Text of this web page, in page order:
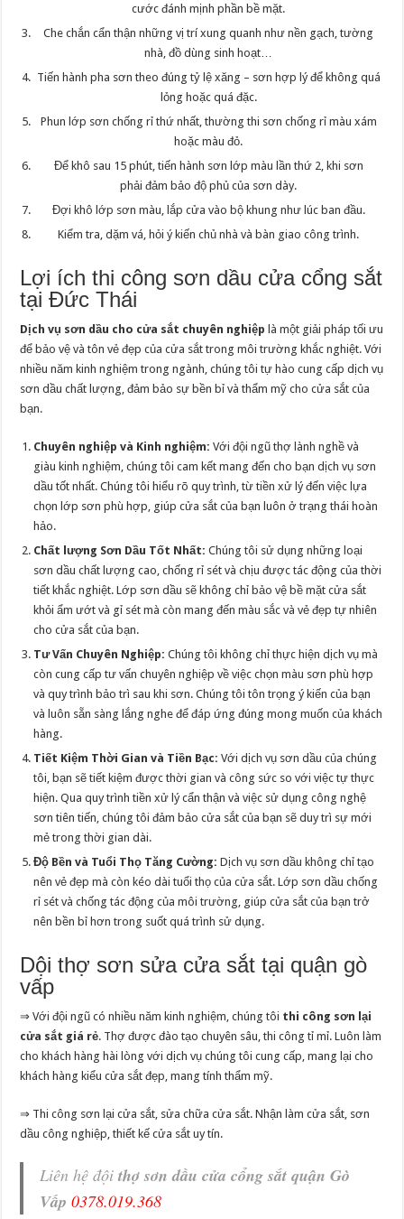
cước đánh mịnh phần bề mặt.
Che chắn cẩn thận những vị trí xung quanh như nền gạch, tường
nhà, đồ dùng sinh hoạt…
Tiến hành pha sơn theo đúng tỷ lệ xăng – sơn hợp lý để không quá
lỏng hoặc quá đặc.
Phun lớp sơn chống rỉ thứ nhất, thường thi sơn chống rỉ màu xám
hoặc màu đỏ.
Để khô sau 15 phút, tiến hành sơn lớp màu lần thứ 2, khi sơn
phải đảm bảo độ phủ của sơn dày.
Đợi khô lớp sơn màu, lắp cửa vào bộ khung như lúc ban đầu.
Kiểm tra, dặm vá, hỏi ý kiến chủ nhà và bàn giao công trình.
Lợi ích thi công sơn dầu cửa cổng sắt
tại Đức Thái
Dịch vụ sơn dầu cho cửa sắt chuyên nghiệp là một giải pháp tối ưu
để bảo vệ và tôn vẻ đẹp của cửa sắt trong môi trường khắc nghiệt. Với
nhiều năm kinh nghiệm trong ngành, chúng tôi tự hào cung cấp dịch vụ
sơn dầu chất lượng, đảm bảo sự bền bỉ và thẩm mỹ cho cửa sắt của
bạn.
Chuyên nghiệp và Kinh nghiệm: Với đội ngũ thợ lành nghề và
giàu kinh nghiệm, chúng tôi cam kết mang đến cho bạn dịch vụ sơn
dầu tốt nhất. Chúng tôi hiểu rõ quy trình, từ tiền xử lý đến việc lựa
chọn lớp sơn phù hợp, giúp cửa sắt của bạn luôn ở trạng thái hoàn
hảo.
Chất lượng Sơn Dầu Tốt Nhất: Chúng tôi sử dụng những loại
sơn dầu chất lượng cao, chống rỉ sét và chịu được tác động của thời
tiết khắc nghiệt. Lớp sơn dầu sẽ không chỉ bảo vệ bề mặt cửa sắt
khỏi ẩm ướt và gỉ sét mà còn mang đến màu sắc và vẻ đẹp tự nhiên
cho cửa sắt của bạn.
Tư Vấn Chuyên Nghiệp: Chúng tôi không chỉ thực hiện dịch vụ mà
còn cung cấp tư vấn chuyên nghiệp về việc chọn màu sơn phù hợp
và quy trình bảo trì sau khi sơn. Chúng tôi tôn trọng ý kiến của bạn
và luôn sẵn sàng lắng nghe để đáp ứng đúng mong muốn của khách
hàng.
Tiết Kiệm Thời Gian và Tiền Bạc: Với dịch vụ sơn dầu của chúng
tôi, bạn sẽ tiết kiệm được thời gian và công sức so với việc tự thực
hiện. Qua quy trình tiền xử lý cẩn thận và việc sử dụng công nghệ
sơn tiên tiến, chúng tôi đảm bảo cửa sắt của bạn sẽ duy trì sự mới
mẻ trong thời gian dài.
Độ Bền và Tuổi Thọ Tăng Cường: Dịch vụ sơn dầu không chỉ tạo
nên vẻ đẹp mà còn kéo dài tuổi thọ của cửa sắt. Lớp sơn dầu chống
rỉ sét và chống tác động của môi trường, giúp cửa sắt của bạn trở
nên bền bỉ hơn trong suốt quá trình sử dụng.
Dội thợ sơn sửa cửa sắt tại quận gò
vấp
⇒ Với đội ngũ có nhiều năm kinh nghiệm, chúng tôi thi công sơn lại
cửa sắt giá rẻ. Thợ được đào tạo chuyên sâu, thi công tỉ mỉ. Luôn làm
cho khách hàng hài lòng với dịch vụ chúng tôi cung cấp, mang lại cho
khách hàng kiểu cửa sắt đẹp, mang tính thẩm mỹ.
⇒ Thi công sơn lại cửa sắt, sửa chữa cửa sắt. Nhận làm cửa sắt, sơn
dầu công nghiệp, thiết kế cửa sắt uy tín.
Liên hệ độithợ sơn dầu cửa cổng sắt quận Gò
Vấp 0378.019.368